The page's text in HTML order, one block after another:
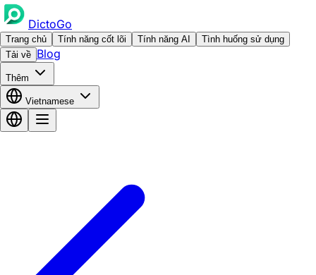
DictoGo
Trang chủ Tính năng cốt lõi Tính năng AI
Tình huống sử dụng
Tải về Blog
Thêm
Vietnamese